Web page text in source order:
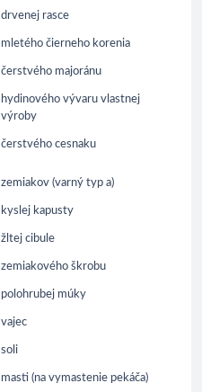
drvenej rasce
mletého čierneho korenia
čerstvého majoránu
hydinového vývaru vlastnej
výroby
čerstvého cesnaku
zemiakov (varný typ a)
kyslej kapusty
žltej cibule
zemiakového škrobu
polohrubej múky
vajec
soli
masti (na vymastenie pekáča)